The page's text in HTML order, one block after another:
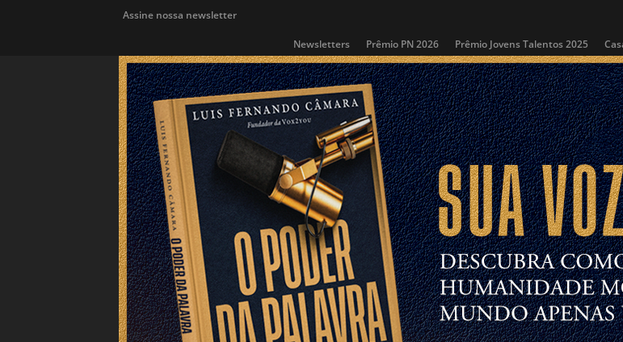
Assine nossa newsletter
Newsletters Prêmio PN 2026 Prêmio Jovens Talentos 2025